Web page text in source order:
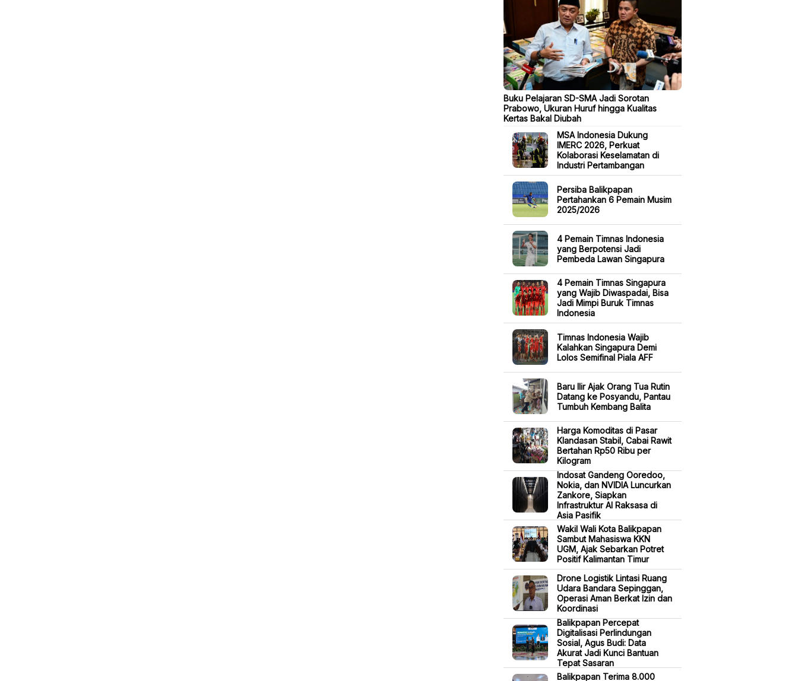
Buku Pelajaran SD-SMA Jadi Sorotan
Prabowo, Ukuran Huruf hingga Kualitas
Kertas Bakal Diubah
MSA Indonesia Dukung
IMERC 2026, Perkuat
Kolaborasi Keselamatan di
Industri Pertambangan
Persiba Balikpapan
Pertahankan 6 Pemain Musim
2025/2026
4 Pemain Timnas Indonesia
yang Berpotensi Jadi
Pembeda Lawan Singapura
4 Pemain Timnas Singapura
yang Wajib Diwaspadai, Bisa
Jadi Mimpi Buruk Timnas
Indonesia
Timnas Indonesia Wajib
Kalahkan Singapura Demi
Lolos Semifinal Piala AFF
Baru Ilir Ajak Orang Tua Rutin
Datang ke Posyandu, Pantau
Tumbuh Kembang Balita
Harga Komoditas di Pasar
Klandasan Stabil, Cabai Rawit
Bertahan Rp50 Ribu per
Kilogram
Indosat Gandeng Ooredoo,
Nokia, dan NVIDIA Luncurkan
Zankore, Siapkan
Infrastruktur AI Raksasa di
Asia Pasifik
Wakil Wali Kota Balikpapan
Sambut Mahasiswa KKN
UGM, Ajak Sebarkan Potret
Positif Kalimantan Timur
Drone Logistik Lintasi Ruang
Udara Bandara Sepinggan,
Operasi Aman Berkat Izin dan
Koordinasi
Balikpapan Percepat
Digitalisasi Perlindungan
Sosial, Agus Budi: Data
Akurat Jadi Kunci Bantuan
Tepat Sasaran
Balikpapan Terima 8.000